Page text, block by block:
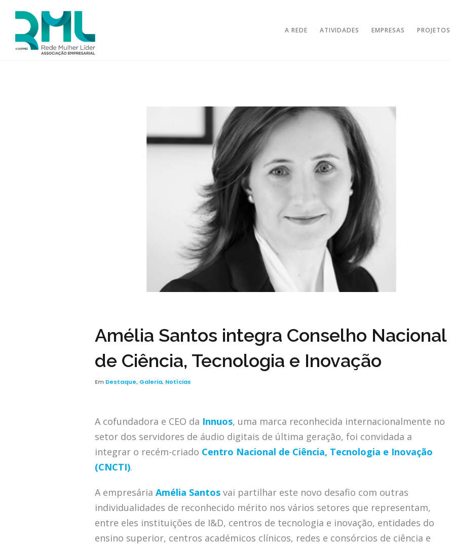
A REDE ATIVIDADES EMPRESAS PROJETOS
Amélia Santos integra Conselho Nacional
de Ciência, Tecnologia e Inovação
Em Destaque, Galeria, Notícias
A cofundadora e CEO da Innuos, uma marca reconhecida internacionalmente no
setor dos servidores de áudio digitais de última geração, foi convidada a
integrar o recém-criado Centro Nacional de Ciência, Tecnologia e Inovação
(CNCTI).
A empresária Amélia Santos vai partilhar este novo desafio com outras
individualidades de reconhecido mérito nos vários setores que representam,
entre eles instituições de I&D, centros de tecnologia e inovação, entidades do
ensino superior, centros académicos clínicos, redes e consórcios de ciência e